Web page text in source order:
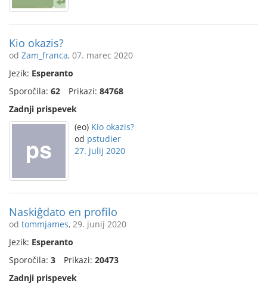
Kio okazis?
od Zam_franca, 07. marec 2020
Jezik: Esperanto
Sporočila: 62 Prikazi: 84768
Zadnji prispevek
(eo) Kio okazis?
od pstudier
27. julij 2020
Naskiĝdato en profilo
od tommjames, 29. junij 2020
Jezik: Esperanto
Sporočila: 3 Prikazi: 20473
Zadnji prispevek